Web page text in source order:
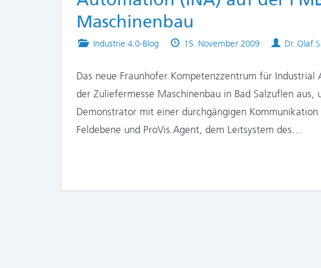
Maschinenbau
Posted
Industrie 4.0-Blog
Published
15. November 2009 Authors
Dr. Olaf
Das neue Fraunhofer Kompetenzzentrum für
der Zuliefermesse Maschinenbau in Bad Salzuflen
Demonstrator mit einer durchgängigen Kommunikation
Feldebene und ProVis.Agent, dem Leitsystem des…